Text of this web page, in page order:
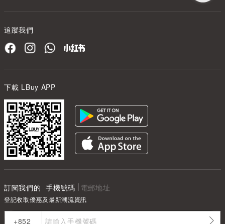
追蹤我們
下載 LBuy APP
訂閱我們的 手機號碼 電郵地址
登記收取優惠及最新潮流資訊